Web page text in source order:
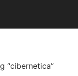
“cibernetica”